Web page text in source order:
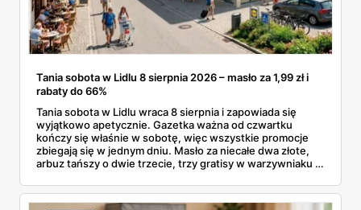
Tania sobota w Lidlu 8 sierpnia 2026 – masło za 1,99 zł i
rabaty do 66%
Tania sobota w Lidlu wraca 8 sierpnia i zapowiada się
wyjątkowo apetycznie. Gazetka ważna od czwartku
kończy się właśnie w sobotę, więc wszystkie promocje
zbiegają się w jednym dniu. Masło za niecałe dwa złote,
arbuz tańszy o dwie trzecie, trzy gratisy w warzywniaku i
całą sobotnią gazetkę Lidla strona po stronie i wybrałam
to, co naprawdę się opłaca.